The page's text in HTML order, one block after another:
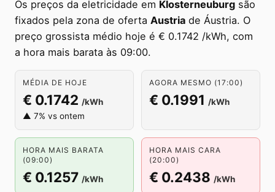
Os preços da eletricidade em Klosterneuburg são
fixados pela zona de oferta Austria de Áustria. O
preço grossista médio hoje é € 0.1742 /kWh, com
a hora mais barata às 09:00.
MÉDIA DE HOJE
€ 0.1742 /kWh
▲ 7% vs ontem
AGORA MESMO (17:00)
€ 0.1991 /kWh
HORA MAIS BARATA
(09:00)
€ 0.1257 /kWh
HORA MAIS CARA
(20:00)
€ 0.2438 /kWh